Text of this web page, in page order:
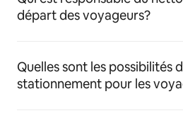
départ des voyageurs?
Quelles sont les possibilités
stationnement pour les